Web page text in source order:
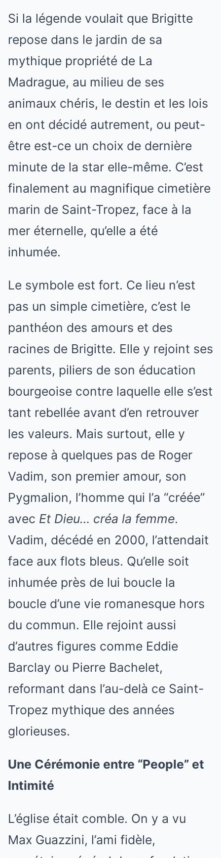
Si la légende voulait que Brigitte
repose dans le jardin de sa
mythique propriété de La
Madrague, au milieu de ses
animaux chéris, le destin et les lois
en ont décidé autrement, ou peut-
être est-ce un choix de dernière
minute de la star elle-même. C’est
finalement au magnifique cimetière
marin de Saint-Tropez, face à la
mer éternelle, qu’elle a été
inhumée.
Le symbole est fort. Ce lieu n’est
pas un simple cimetière, c’est le
panthéon des amours et des
racines de Brigitte. Elle y rejoint ses
parents, piliers de son éducation
bourgeoise contre laquelle elle s’est
tant rebellée avant d’en retrouver
les valeurs. Mais surtout, elle y
repose à quelques pas de Roger
Vadim, son premier amour, son
Pygmalion, l’homme qui l’a “créée”
avec Et Dieu… créa la femme.
Vadim, décédé en 2000, l’attendait
face aux flots bleus. Qu’elle soit
inhumée près de lui boucle la
boucle d’une vie romanesque hors
du commun. Elle rejoint aussi
d’autres figures comme Eddie
Barclay ou Pierre Bachelet,
reformant dans l’au-delà ce Saint-
Tropez mythique des années
glorieuses.
Une Cérémonie entre “People” et
Intimité
L’église était comble. On y a vu
Max Guazzini, l’ami fidèle,